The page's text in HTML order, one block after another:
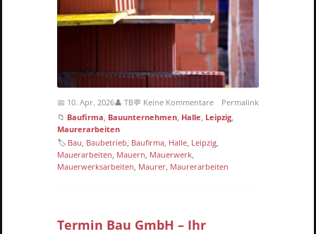
📅 10. Apr. 2026👤 TB💬 Keine Kommentare
Permalink
📁 Baufirma Bauunternehmen Halle Leipzig
Maurerarbeiten
🏷 Bau Baubetrieb Baufirma Halle Leipzig
Mauerarbeiten Mauern Mauerwerk
Mauerwerksarbeiten Maurer Maurerarbeiten
Termin Bau GmbH – Ihr